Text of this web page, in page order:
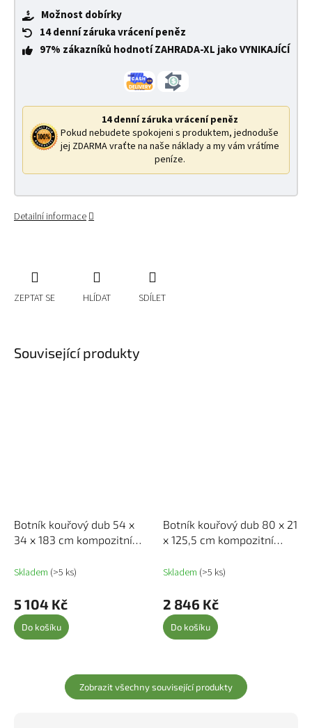
Možnost dobírky
14 denní záruka vrácení peněz
97% zákazníků hodnotí ZAHRADA-XL jako VYNIKAJÍCÍ
14 denní záruka vrácení peněz
Pokud nebudete spokojeni s produktem, jednoduše
jej ZDARMA vraťte na naše náklady a my vám vrátíme
peníze.
Detailní informace
ZEPTAT SE HLÍDAT SDÍLET
Související produkty
Botník kouřový dub 54 x
34 x 183 cm kompozitní
Skladem (>5 ks)
5 104 Kč
Do košíku
Botník kouřový dub 80 x 21
x 125,5 cm kompozitní
Skladem (>5 ks)
2 846 Kč
Do košíku
Zobrazit všechny související produkty